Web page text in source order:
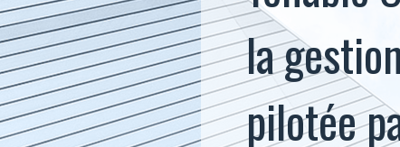
la
pilotée